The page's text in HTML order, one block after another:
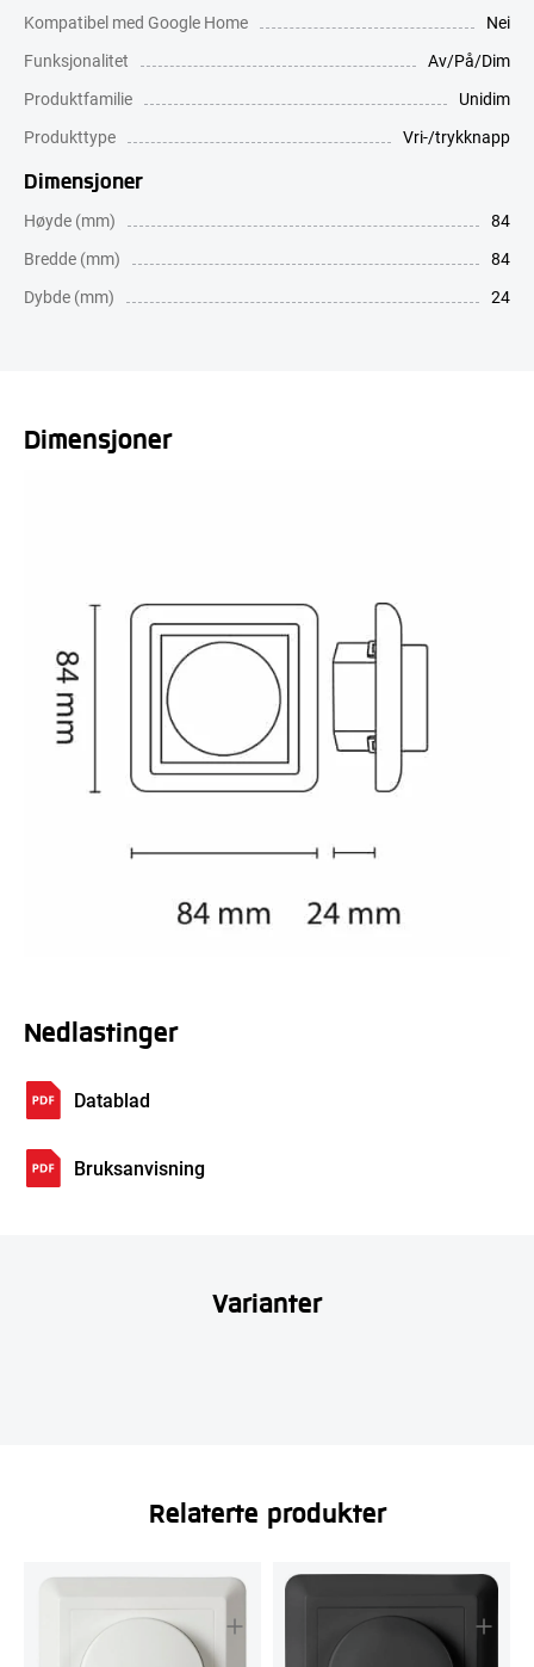
Kompatibel med Google Home
Nei
Funksjonalitet
Av/På/Dim
Produktfamilie
Unidim
Produkttype
Vri-/trykknapp
Dimensjoner
Høyde (mm)
84
Bredde (mm)
84
Dybde (mm)
24
Dimensjoner
Nedlastinger
Datablad
Bruksanvisning
Varianter
Relaterte produkter